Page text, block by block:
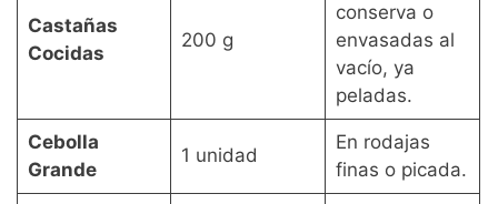
Castañas
Cocidas
200 g
conserva o
envasadas al
vacío, ya
peladas.
Cebolla
Grande
1 unidad
En rodajas
finas o picada.